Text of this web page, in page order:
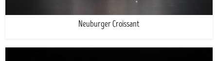
Neuburger Croissant